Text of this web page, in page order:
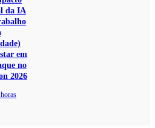
da IA
em
no
2026